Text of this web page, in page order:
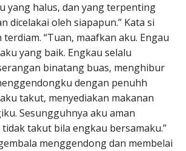
yang halus, dan yang terpenting
dicelakai oleh siapapun.” Kata si
terdiam. “Tuan, maafkan aku. Engau
yang baik. Engkau selalu
binatang buas, menghibur
dengan penuhh
takut, menyediakan makanan
Sesungguhnya aku aman
takut bila engkau bersamaku.”
menggendong dan membelai